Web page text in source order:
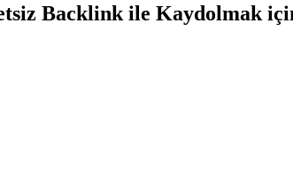
Backlink ile Kaydolmak